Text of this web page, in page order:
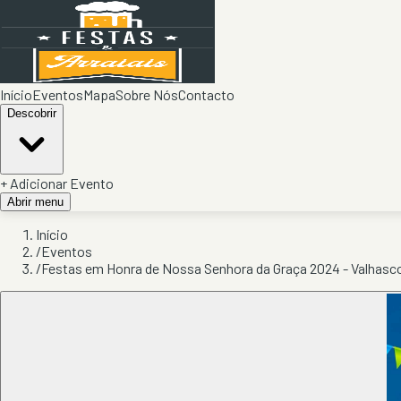
InícioEventosMapaSobre NósContacto
Descobrir
+ Adicionar Evento
Abrir menu
Início
/Eventos
/Festas em Honra de Nossa Senhora da Graça 2024 -